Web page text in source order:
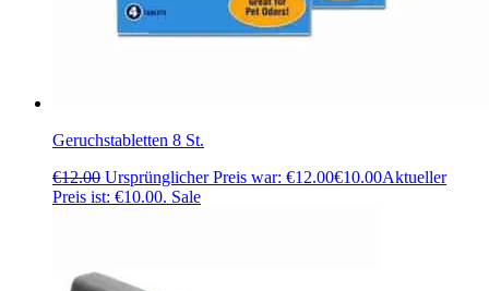
Geruchstabletten 8 St.
€12.00 Ursprünglicher Preis war: €12.00€10.00Aktueller
Preis ist: €10.00. Sale